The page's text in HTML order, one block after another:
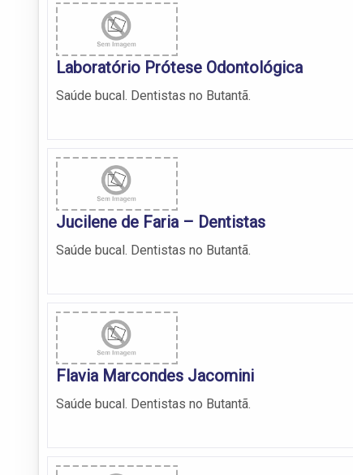
Laboratório Prótese Odontológica
Saúde bucal. Dentistas no Butantã.
Jucilene de Faria – Dentistas
Saúde bucal. Dentistas no Butantã.
Flavia Marcondes Jacomini
Saúde bucal. Dentistas no Butantã.